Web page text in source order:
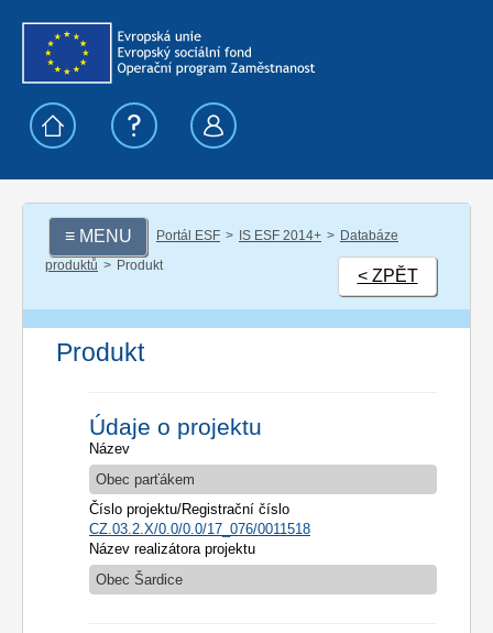
≡ MENU Portál ESF IS ESF 2014+
Databáze
produktů
Produkt
< ZPĚT
Produkt
Údaje o projektu
Název
Obec parťákem
Číslo projektu/Registrační číslo
CZ.03.2.X/0.0/0.0/17_076/0011518
Název realizátora projektu
Obec Šardice